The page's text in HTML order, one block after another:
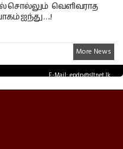
சொல்லும் வெளிவராத
ஐந்து ….!
More News
E-Mail: epdp@sltnet.lk